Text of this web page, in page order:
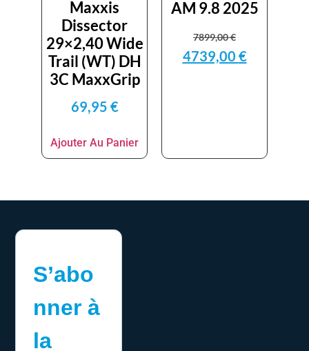
Maxxis
Dissector
29×2,40 Wide
Trail (WT) DH
3C MaxxGrip
69,95 €
Ajouter Au Panier
AM 9.8 2025
7899,00€
4739,00 €
S’abo
nner à
la